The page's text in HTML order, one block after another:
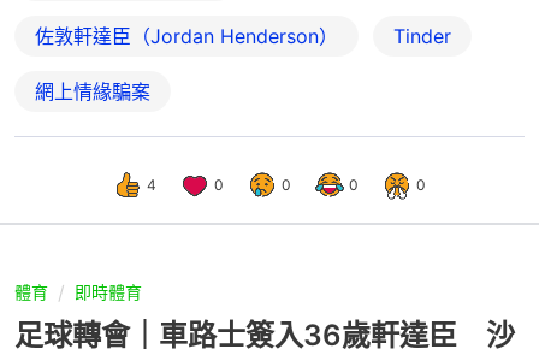
佐敦軒達臣（Jordan Henderson） Tinder
網上情緣騙案
4 0 0 0 0
體育 即時體育
足球轉會｜車路士簽入36歲軒達臣 沙